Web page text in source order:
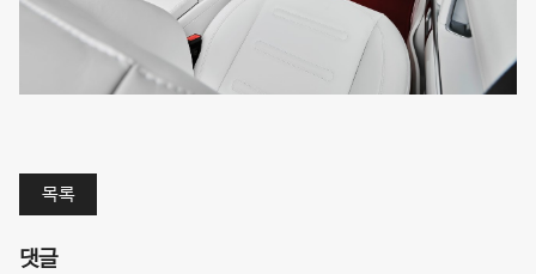
목록
댓글